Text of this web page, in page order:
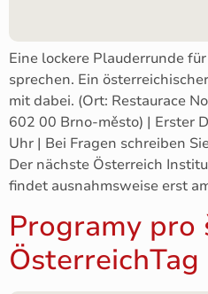
Eine lockere Plauderrunde
sprechen. Ein
mit dabei. (Ort: Restaurace
602 00 Brno-město) | Erster
Uhr | Bei Fragen schreiben
Der nächste Österreich
findet ausnahmsweise erst
Programy pro
ÖsterreichTag